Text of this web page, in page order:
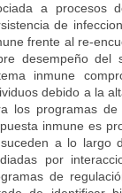
a procesos
de
frente al re-
desempeño del
inmune
debido a la
los programas
inmune es
a lo largo
por
de